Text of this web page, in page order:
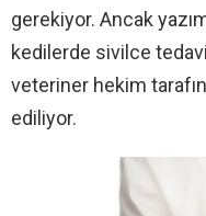
gerekiyor. Ancak
kedilerde sivilce
veteriner hekim
ediliyor.